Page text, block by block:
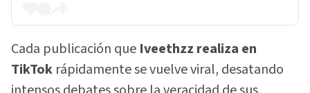
Cada publicación que Iveethzz realiza en
TikTok rápidamente se vuelve viral, desatando